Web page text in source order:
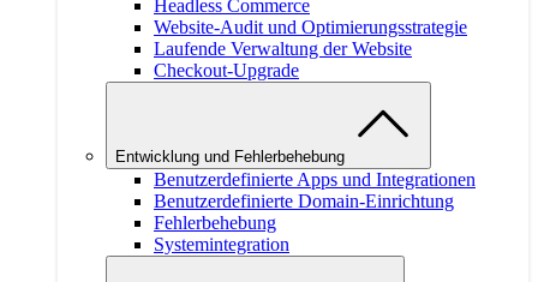
Headless Commerce
Website-Audit und Optimierungsstrategie
Laufende Verwaltung der Website
Checkout-Upgrade
Entwicklung und Fehlerbehebung
Benutzerdefinierte Apps und Integrationen
Benutzerdefinierte Domain-Einrichtung
Fehlerbehebung
Systemintegration